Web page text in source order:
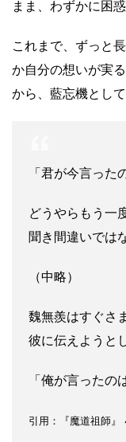
まま、わずかに困
これまで、ずっと
か自分の想いが実
から、藍忘機とし
「君が今言った
どうやらもう一
聞き間違いでは
（中略）
魏無羨はすぐさ
彼に伝えようと
「俺が言った
引用：『魔道祖師